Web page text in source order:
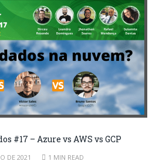
#17 – Azure vs AWS vs GCP
DE 2021 1 MIN READ